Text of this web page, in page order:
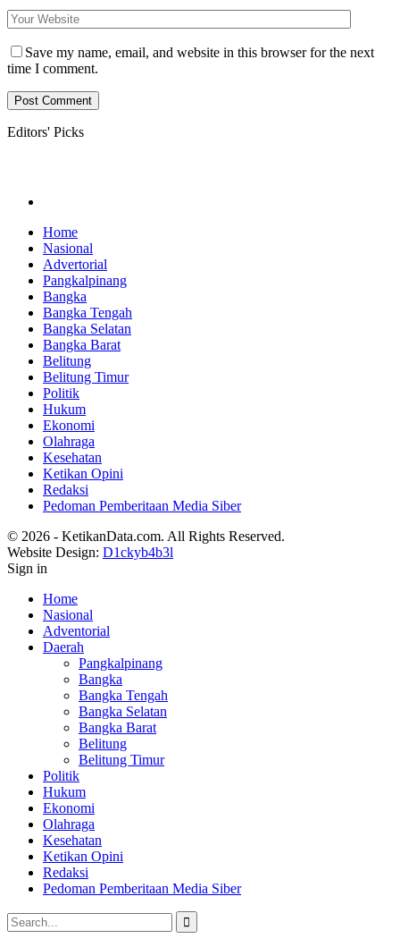
Save my name, email, and website in this browser for the next
time I comment.
Editors' Picks
Home
Nasional
Advertorial
Pangkalpinang
Bangka
Bangka Tengah
Bangka Selatan
Bangka Barat
Belitung
Belitung Timur
Politik
Hukum
Ekonomi
Olahraga
Kesehatan
Ketikan Opini
Redaksi
Pedoman Pemberitaan Media Siber
© 2026 - KetikanData.com. All Rights Reserved.
Website Design: D1ckyb4b3l
Sign in
Home
Nasional
Adventorial
Daerah
Pangkalpinang
Bangka
Bangka Tengah
Bangka Selatan
Bangka Barat
Belitung
Belitung Timur
Politik
Hukum
Ekonomi
Olahraga
Kesehatan
Ketikan Opini
Redaksi
Pedoman Pemberitaan Media Siber